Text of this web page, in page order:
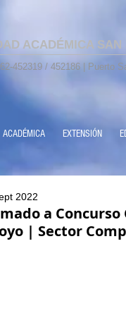
ACADÉMICA SAN
452319 / 452186 | Puerto
ACADÉMICA EXTENSIÓN
a
| Sector
2022